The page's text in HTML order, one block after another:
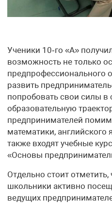
Ученики 10‑го «А»
возможность не только
предпрофессионального
развить
попробовать свои силы в
образовательную
предпринимателей
математики, английского
также входят учебные
«Основы
Отдельно стоит
школьники активно
ведущих